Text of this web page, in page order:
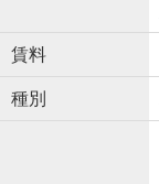
賃料
種別